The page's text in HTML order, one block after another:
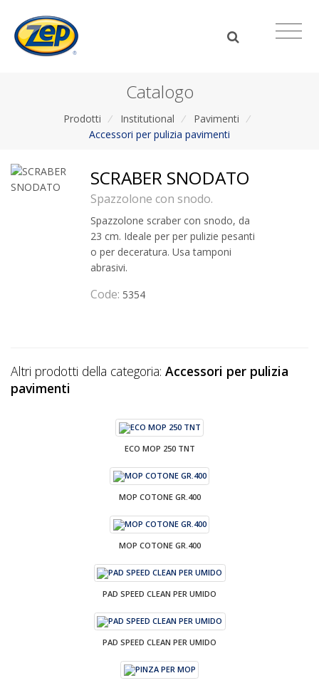
Catalogo
Prodotti / Institutional / Pavimenti /
Accessori per pulizia pavimenti
SCRABER SNODATO
Spazzolone con snodo.
Spazzolone scraber con snodo, da
23 cm. Ideale per per pulizie pesanti
o per deceratura. Usa tamponi
abrasivi.
Code: 5354
Altri prodotti della categoria: Accessori per pulizia
pavimenti
ECO MOP 250 TNT
MOP COTONE GR.400
MOP COTONE GR.400
PAD SPEED CLEAN PER UMIDO
PAD SPEED CLEAN PER UMIDO